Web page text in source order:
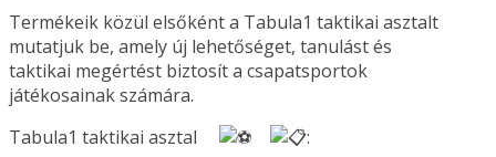
Termékeik közül elsőként a Tabula1 taktikai asztalt
mutatjuk be, amely új lehetőséget, tanulást és
taktikai megértést biztosít a csapatsportok
játékosainak számára.
Tabula1 taktikai asztal
: